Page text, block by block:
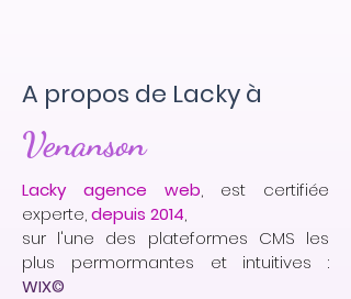
A propos de Lacky à
Venanson
Lacky agence web, est certifiée
experte,depuis 2014,
sur l'une des plateformes CMS les
plus permormantes et intuitives :
WIX©